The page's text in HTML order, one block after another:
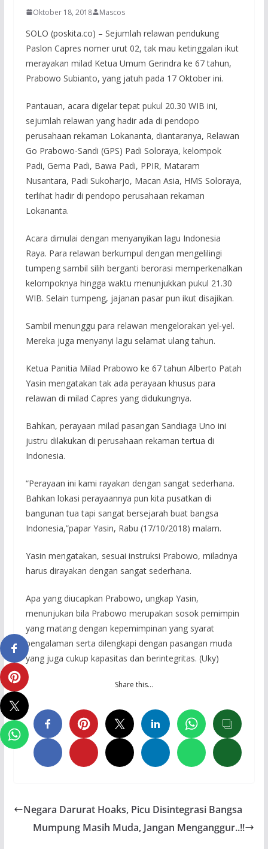
Oktober 18, 2018 Mascos
SOLO (poskita.co) – Sejumlah relawan pendukung
Paslon Capres nomer urut 02, tak mau ketinggalan ikut
merayakan milad Ketua Umum Gerindra ke 67 tahun,
Prabowo Subianto, yang jatuh pada 17 Oktober ini.
Pantauan, acara digelar tepat pukul 20.30 WIB ini,
sejumlah relawan yang hadir ada di pendopo
perusahaan rekaman Lokananta, diantaranya, Relawan
Go Prabowo-Sandi (GPS) Padi Soloraya, kelompok
Padi, Gema Padi, Bawa Padi, PPIR, Mataram
Nusantara, Padi Sukoharjo, Macan Asia, HMS Soloraya,
terlihat hadir di pendopo perusahaan rekaman
Lokananta.
Acara dimulai dengan menyanyikan lagu Indonesia
Raya. Para relawan berkumpul dengan mengelilingi
tumpeng sambil silih berganti berorasi memperkenalkan
kelompoknya hingga waktu menunjukkan pukul 21.30
WIB. Selain tumpeng, jajanan pasar pun ikut disajikan.
Sambil menunggu para relawan mengelorakan yel-yel.
Mereka juga menyanyi lagu selamat ulang tahun.
Ketua Panitia Milad Prabowo ke 67 tahun Alberto Patah
Yasin mengatakan tak ada perayaan khusus para
relawan di milad Capres yang didukungnya.
Bahkan, perayaan milad pasangan Sandiaga Uno ini
justru dilakukan di perusahaan rekaman tertua di
Indonesia.
“Perayaan ini kami rayakan dengan sangat sederhana.
Bahkan lokasi perayaannya pun kita pusatkan di
bangunan tua tapi sangat bersejarah buat bangsa
Indonesia,”papar Yasin, Rabu (17/10/2018) malam.
Yasin mengatakan, sesuai instruksi Prabowo, miladnya
harus dirayakan dengan sangat sederhana.
Apa yang diucapkan Prabowo, ungkap Yasin,
menunjukan bila Prabowo merupakan sosok pemimpin
yang matang dengan kepemimpinan yang syarat
pengalaman serta dilengkapi dengan pasangan muda
yang juga cukup kapasitas dan berintegritas. (Uky)
Share this…
Negara Darurat Hoaks, Picu Disintegrasi Bangsa
Mumpung Masih Muda, Jangan Menganggur..!!